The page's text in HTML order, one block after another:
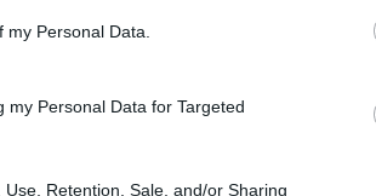
Personal Data.
Personal Data for Targeted
Retention, Sale, and/or Sharing